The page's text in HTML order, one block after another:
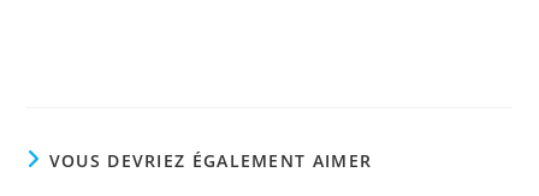
VOUS DEVRIEZ ÉGALEMENT AIMER